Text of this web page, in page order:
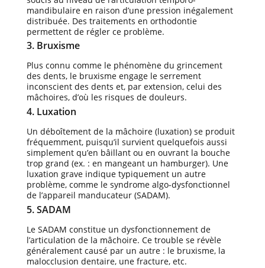
mandibulaire en raison d’une pression inégalement
distribuée. Des traitements en orthodontie
permettent de régler ce problème.
3. Bruxisme
Plus connu comme le phénomène du grincement
des dents, le bruxisme engage le serrement
inconscient des dents et, par extension, celui des
mâchoires, d’où les risques de douleurs.
4. Luxation
Un déboîtement de la mâchoire (luxation) se produit
fréquemment, puisqu’il survient quelquefois aussi
simplement qu’en bâillant ou en ouvrant la bouche
trop grand (ex. : en mangeant un hamburger). Une
luxation grave indique typiquement un autre
problème, comme le syndrome algo-dysfonctionnel
de l’appareil manducateur (SADAM).
5. SADAM
Le SADAM constitue un dysfonctionnement de
l’articulation de la mâchoire. Ce trouble se révèle
généralement causé par un autre : le bruxisme, la
malocclusion dentaire, une fracture, etc.